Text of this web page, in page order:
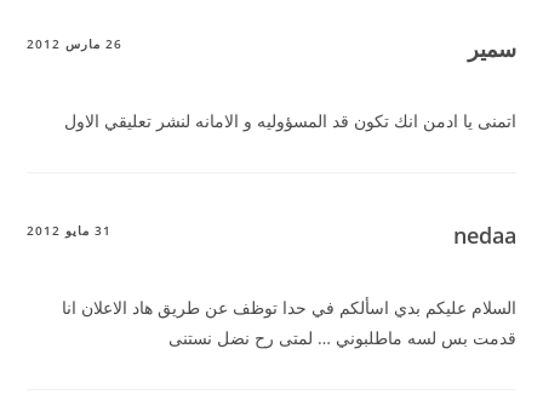
سمير 26 مارس 2012
اتمنى يا ادمن انك تكون قد المسؤوليه و الامانه لنشر تعليقي الاول
nedaa 31 مايو 2012
السلام عليكم بدي اسألكم في حدا توظف عن طريق هاد الاعلان انا
قدمت بس لسه ماطلبوني … لمتى رح نضل نستنى